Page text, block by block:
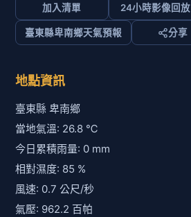
加入清單 24小時影像回放
臺東縣卑南鄉天氣預報 分享
地點資訊
臺東縣 卑南鄉
當地氣溫: 26.8 ℃
今日累積雨量: 0 mm
相對濕度: 85 %
風速: 0.7 公尺/秒
氣壓: 962.2 百帕